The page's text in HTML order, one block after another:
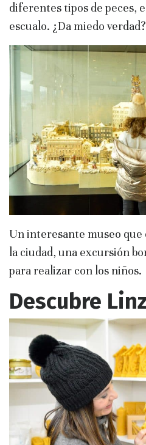
diferentes tipos de peces,
escualo. ¿Da miedo verdad?
Un interesante museo
la ciudad, una excursión
para realizar con los niños.
Descubre Linz